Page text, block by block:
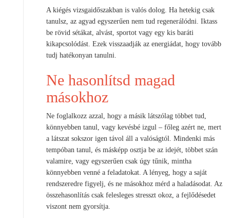
A kiégés vizsgaidőszakban is valós dolog. Ha hetekig csak
tanulsz, az agyad egyszerűen nem tud regenerálódni. Iktass
be rövid sétákat, alvást, sportot vagy egy kis baráti
kikapcsolódást. Ezek visszaadják az energiádat, hogy tovább
tudj hatékonyan tanulni.
Ne hasonlítsd magad
másokhoz
Ne foglalkozz azzal, hogy a másik látszólag többet tud,
könnyebben tanul, vagy kevésbé izgul – főleg azért ne, mert
a látszat sokszor igen távol áll a valóságtól. Mindenki más
tempóban tanul, és másképp osztja be az idejét, többet szán
valamire, vagy egyszerűen csak úgy tűnik, mintha
könnyebben venné a feladatokat. A lényeg, hogy a saját
rendszeredre figyelj, és ne másokhoz mérd a haladásodat. Az
összehasonlítás csak felesleges stresszt okoz, a fejlődésedet
viszont nem gyorsítja.